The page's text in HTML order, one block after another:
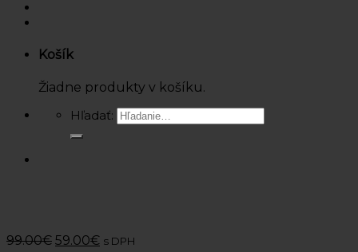
Košík
Žiadne produkty v košíku.
Hľadať:
99.00€ 59.00€ s DPH